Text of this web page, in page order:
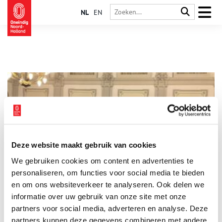
Deze website maakt gebruik van cookies
We gebruiken cookies om content en advertenties te
personaliseren, om functies voor social media te bieden
en om ons websiteverkeer te analyseren. Ook delen we
informatie over uw gebruik van onze site met onze
partners voor social media, adverteren en analyse. Deze
partners kunnen deze gegevens combineren met andere
NL EN
De provincie Noord-Holland heeft bijna € 4,5 miljoen subsidie
verdeeld voor de restauratie van 25 rijksmonumenten. Met de
subsidie wil de provincie het behoud van rijksmonumenten in
Noord-Holland via restauratie stimuleren. Dit jaar is onder
andere budget toegewezen aan de restauratie van de
stolpboerderij Buitenrust in Westerblokker zodat hier een
kinderdagverblijf kan worden gerealiseerd. En aan de Grote
1 min